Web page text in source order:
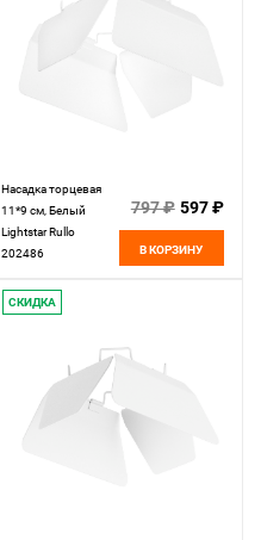
Насадка торцевая
11*9 см, Белый
Lightstar Rullo
202486
797 ₽ 597 ₽
В КОРЗИНУ
СКИДКА